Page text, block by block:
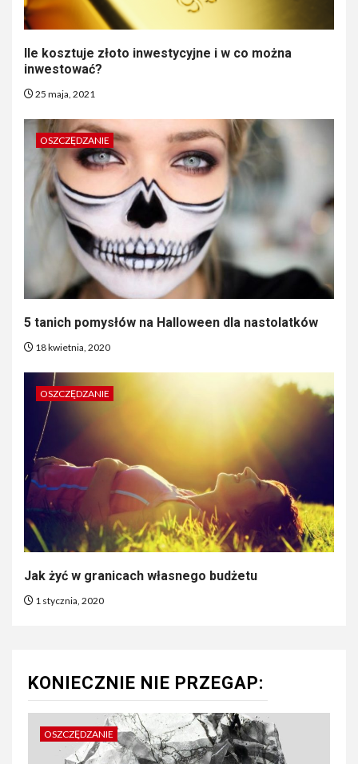
Ile kosztuje złoto inwestycyjne i w co można
inwestować?
25 maja, 2021
OSZCZĘDZANIE
5 tanich pomysłów na Halloween dla nastolatków
18 kwietnia, 2020
OSZCZĘDZANIE
Jak żyć w granicach własnego budżetu
1 stycznia, 2020
KONIECZNIE NIE PRZEGAP:
OSZCZĘDZANIE